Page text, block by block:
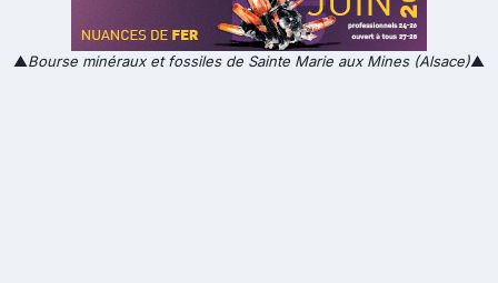
▲Bourse minéraux et fossiles de Sainte Marie aux Mines (Alsace)▲